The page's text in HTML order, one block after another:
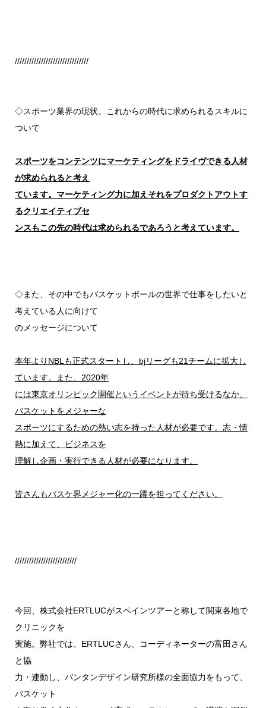
///////////////////////////////
◇スポーツ業界の現状。これからの時代に求められるスキルに
ついて
スポーツをコンテンツにマーケティングをドライヴできる人材
が求められると考え
ています。マーケティング力に加えそれをプロダクトアウトす
るクリエイティブセ
ンスもこの先の時代は求められるであろうと考えています。
◇また、その中でもバスケットボールの世界で仕事をしたいと
考えている人に向けて
のメッセージについて
本年よりNBLも正式スタートし、bjリーグも21チームに拡大し
ています。また、2020年
には東京オリンピック開催というイベントが待ち受けるなか、
バスケットをメジャーな
スポーツにするための熱い志を持った人材が必要です。志・情
熱に加えて、ビジネスを
理解し企画・実行できる人材が必要になります。
皆さんもバスケ界メジャー化の一躍を担ってください。
//////////////////////////
今回、株式会社ERTLUCがスペインツアーと称して関東各地で
クリニックを
実施。弊社では、ERTLUCさん、コーディネーターの富田さん
と協
力・連動し、バンタンデザイン研究所様の全面協力をもって、
バスケット